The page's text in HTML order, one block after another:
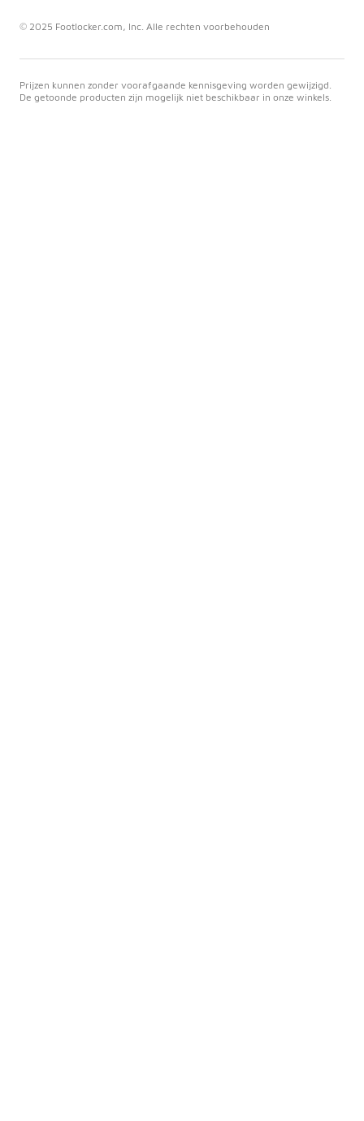
© 2025 Footlocker.com, Inc. Alle rechten voorbehouden
Prijzen kunnen zonder voorafgaande kennisgeving worden gewijzigd.
De getoonde producten zijn mogelijk niet beschikbaar in onze winkels.